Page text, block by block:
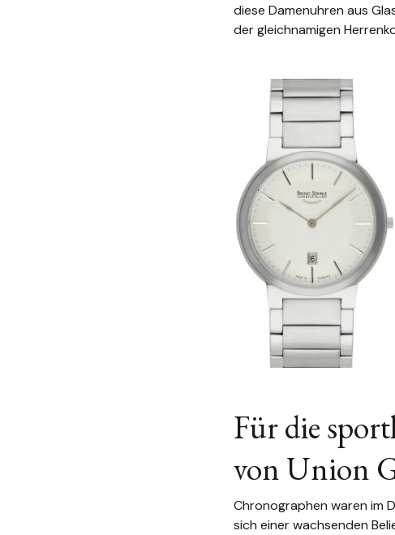
diese Damenuhren aus
der gleichnamigen
Für die
von Union
Chronographen waren im
sich einer wachsenden